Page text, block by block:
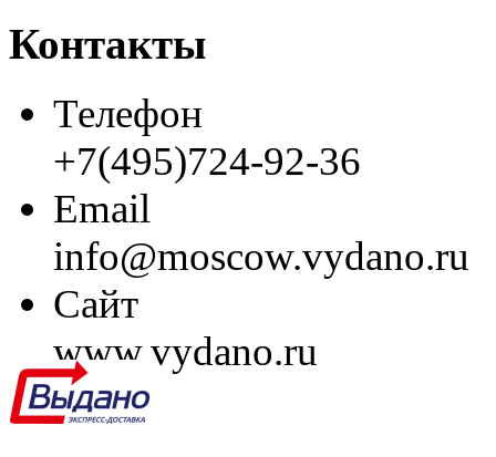
Контакты
Телефон
+7(495)724-92-36
Email
info@moscow.vydano.ru
Сайт
www.vydano.ru